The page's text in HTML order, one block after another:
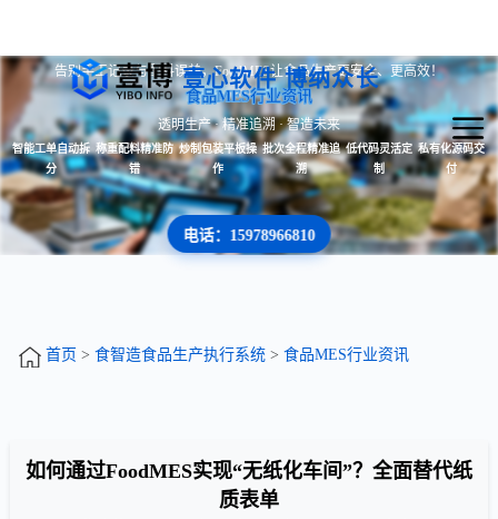
壹心软件 博纳众长
告别手工记录与配料误差，FoodMES让食品生产更安全、更高效！
食品MES行业资讯
透明生产 · 精准追溯 · 智造未来
智能工单自动拆
分
称重配料精准防
错
炒制包装平板操
作
批次全程精准追
溯
低代码灵活定
制
私有化源码交
付
电话：15978966810
首页 > 食智造食品生产执行系统> 食品MES行业资讯
如何通过FoodMES实现“无纸化车间”？全面替代纸
质表单